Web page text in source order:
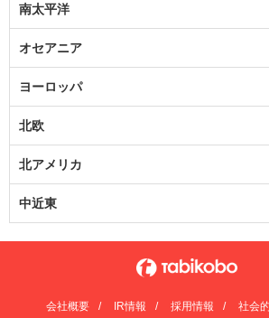
南太平洋
オセアニア
ヨーロッパ
北欧
北アメリカ
中近東
会社概要 IR情報 採用情報 社会